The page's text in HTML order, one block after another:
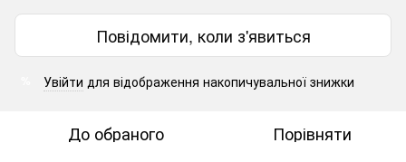
Повідомити, коли з'явиться
Увійти для відображення накопичувальної знижки
До обраного Порівняти